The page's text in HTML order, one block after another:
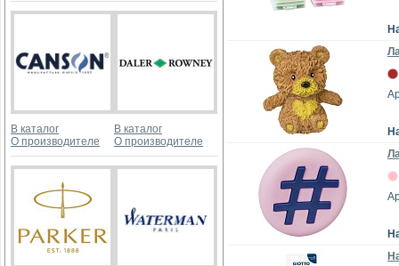
В каталог
О производителе
В каталог
О производителе